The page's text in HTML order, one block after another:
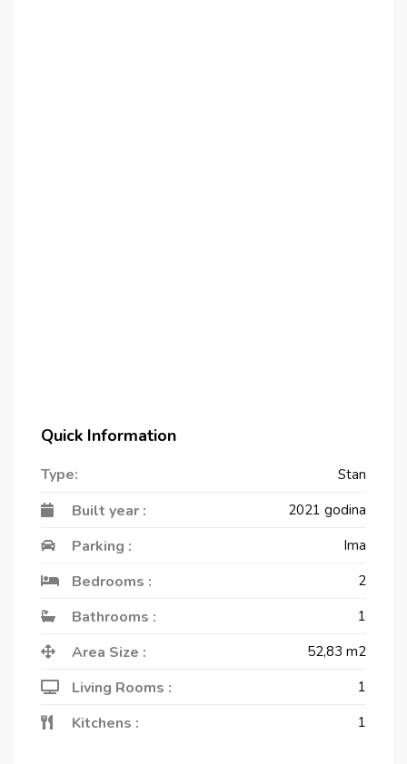
Quick Information
Type: Stan
Built year : 2021 godina
Parking : Ima
Bedrooms : 2
Bathrooms : 1
Area Size : 52,83 m2
Living Rooms : 1
Kitchens : 1